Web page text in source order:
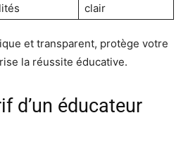
clair
et transparent, protège votre
la réussite éducative.
d’un éducateur